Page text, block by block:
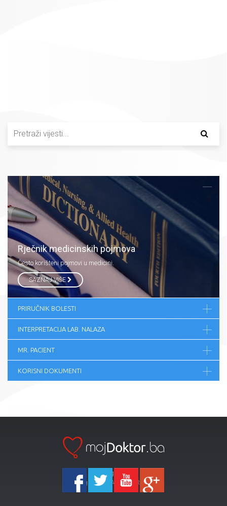
Rječnik medicinskih pojmova
Često korišteni pojmovi u medicini.
SAZNAJ VIŠE
PRIRUČNIK BOLESTI
INTERPRETACIJA LAB. NALAZA
MR. PACIENT
KORISNI DOKUMENTI
Ka-Agencija
Copyright 2026 All Right Reserved